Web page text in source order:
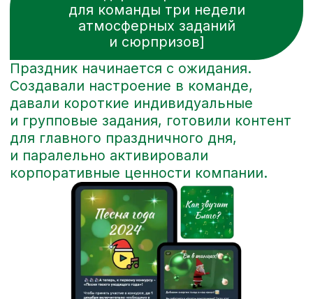
РЕЗУЛЬТАТ
x2
рост вовлечённости в Telegram-канале
по сравнению с прошлым годом
x2
рост онлайн-подключений к эфиру